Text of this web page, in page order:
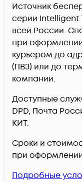
Источник
серии Intelligent
всей России.
при
курьером до
(ПВЗ) или до
компании.
Доступные
DPD, Почта
КИТ.
Сроки и
при
Подробные